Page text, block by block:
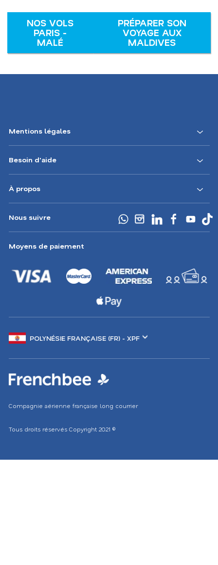
NOS VOLS
PARIS -
MALÉ
PRÉPARER SON
VOYAGE AUX
MALDIVES
Mentions légales
Besoin d'aide
À propos
Nous suivre
Moyens de paiement
de
Compagnie aérienne française long courrier
Tous droits réservés Copyright 2021 ©